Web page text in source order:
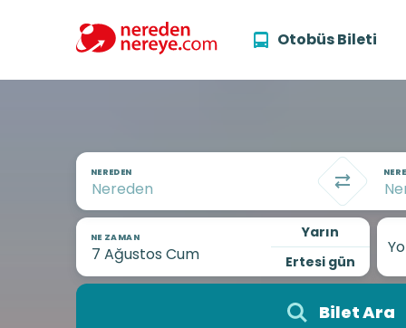
Otobüs Bileti
NEREDEN
NE ZAMAN
Yarın
Ertesi gün
Bilet Ara